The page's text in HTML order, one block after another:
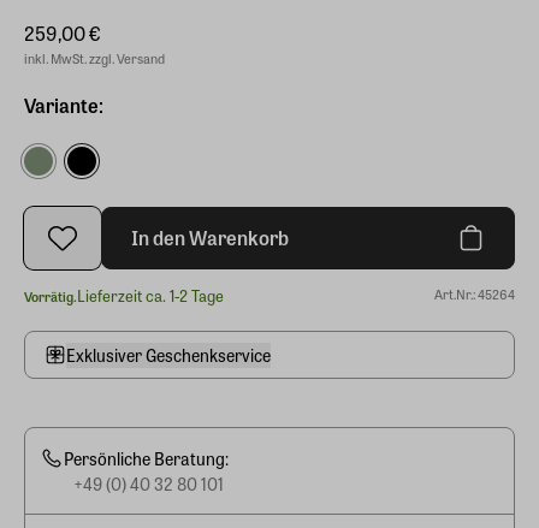
259,00 €
inkl. MwSt. zzgl. Versand
Variante:
In den Warenkorb
Vorrätig.Lieferzeit ca. 1-2 Tage Art.Nr.: 45264
Exklusiver Geschenkservice
Persönliche Beratung:
+49 (0) 40 32 80 101